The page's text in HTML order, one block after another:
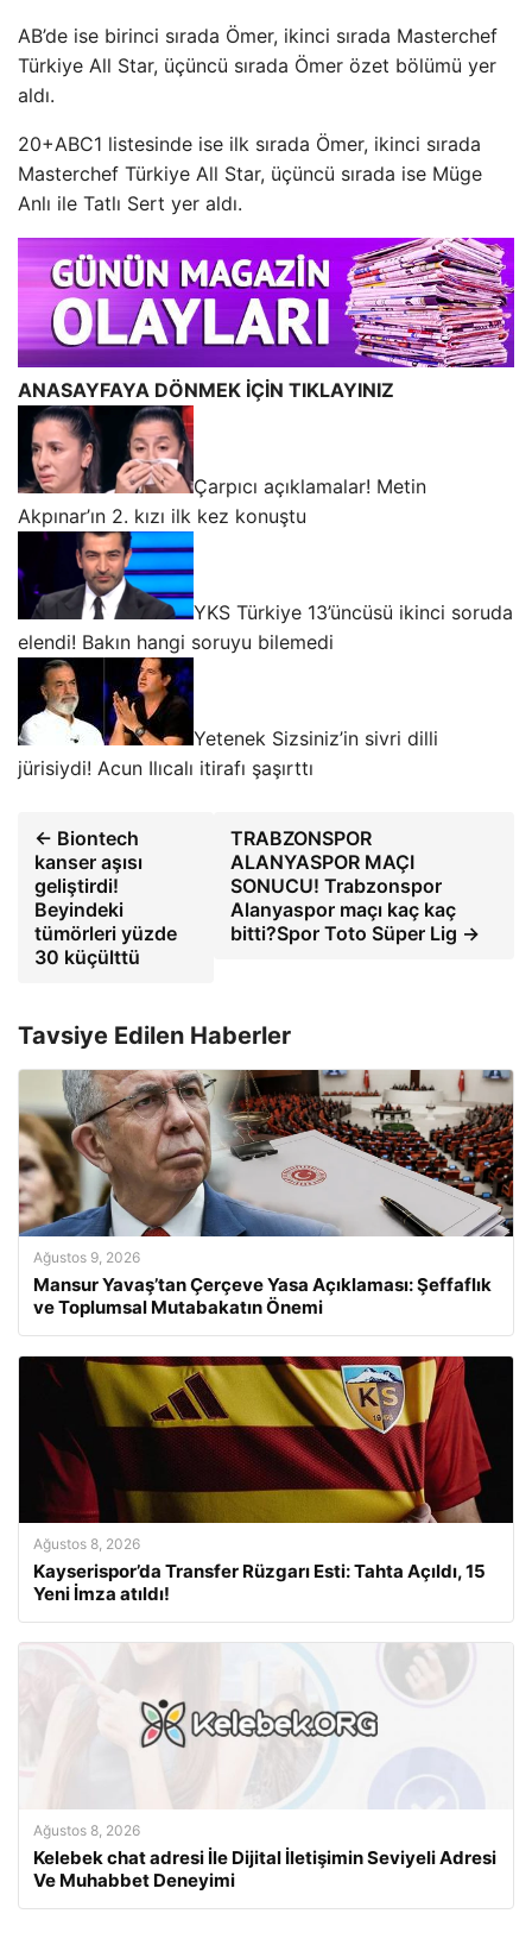
AB’de ise birinci sırada Ömer, ikinci sırada Masterchef
Türkiye All Star, üçüncü sırada Ömer özet bölümü yer
aldı.
20+ABC1 listesinde ise ilk sırada Ömer, ikinci sırada
Masterchef Türkiye All Star, üçüncü sırada ise Müge
Anlı ile Tatlı Sert yer aldı.
ANASAYFAYA DÖNMEK İÇİN TIKLAYINIZ
Çarpıcı açıklamalar! Metin
Akpınar’ın 2. kızı ilk kez konuştu
YKS Türkiye 13’üncüsü ikinci soruda
elendi! Bakın hangi soruyu bilemedi
Yetenek Sizsiniz’in sivri dilli
jürisiydi! Acun Ilıcalı itirafı şaşırttı
← Biontech
kanser aşısı
geliştirdi!
Beyindeki
tümörleri yüzde
30 küçülttü
TRABZONSPOR
ALANYASPOR MAÇI
SONUCU! Trabzonspor
Alanyaspor maçı kaç kaç
bitti?Spor Toto Süper Lig →
Tavsiye Edilen Haberler
Ağustos 9, 2026
Mansur Yavaş’tan Çerçeve Yasa Açıklaması: Şeffaflık
ve Toplumsal Mutabakatın Önemi
Ağustos 8, 2026
Kayserispor’da Transfer Rüzgarı Esti: Tahta Açıldı, 15
Yeni İmza atıldı!
Ağustos 8, 2026
Kelebek chat adresi İle Dijital İletişimin Seviyeli Adresi
Ve Muhabbet Deneyimi